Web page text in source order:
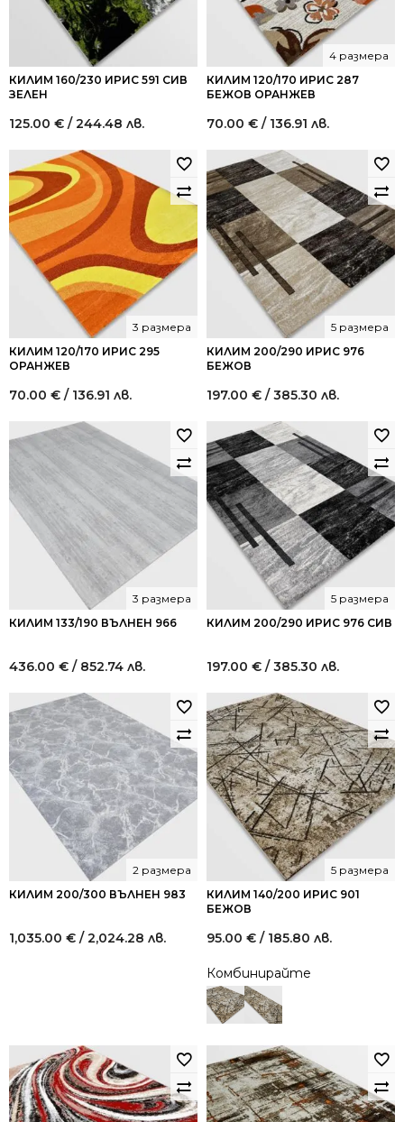
КИЛИМ 160/230 ИРИС 591 СИВ
ЗЕЛЕН
125.00 € / 244.48 лв.
КИЛИМ 120/170 ИРИС 287
БЕЖОВ ОРАНЖЕВ
4 размера
70.00 € / 136.91 лв.
КИЛИМ 120/170 ИРИС 295
ОРАНЖЕВ
3 размера
70.00 € / 136.91 лв.
КИЛИМ 200/290 ИРИС 976
БЕЖОВ
5 размера
197.00 € / 385.30 лв.
КИЛИМ 133/190 ВЪЛНЕН 966
3 размера
436.00 € / 852.74 лв.
КИЛИМ 200/290 ИРИС 976 СИВ
5 размера
197.00 € / 385.30 лв.
КИЛИМ 200/300 ВЪЛНЕН 983
2 размера
1,035.00 € / 2,024.28 лв.
КИЛИМ 140/200 ИРИС 901
БЕЖОВ
5 размера
95.00 € / 185.80 лв.
Комбинирайте